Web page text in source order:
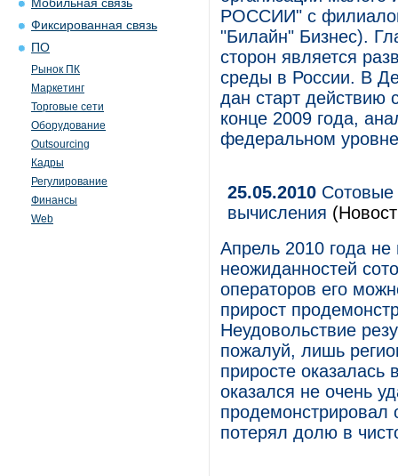
Мобильная связь
Фиксированная связь
ПО
Рынок ПК
Маркетинг
Торговые сети
Оборудование
Outsourcing
Кадры
Регулирование
Финансы
Web
РОССИИ" с
"Билайн" Бизнес).
сторон является
среды в России. В
дан старт действию
конце 2009 года,
федеральном
25.05.2010 Сотовые
вычисления
Апрель 2010 года не
неожиданностей
операторов его
прирост
Неудовольствие
пожалуй, лишь
приросте
оказался не очень
продемонстрировал
потерял долю в